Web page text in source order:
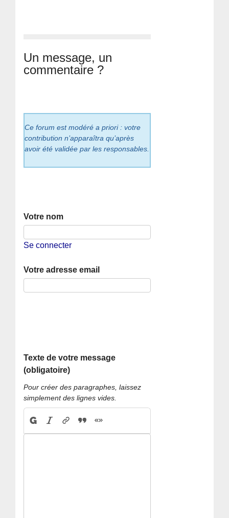
Un message, un
commentaire ?
Ce forum est modéré a priori : votre
contribution n’apparaîtra qu’après
avoir été validée par les responsables.
Votre nom
Se connecter
Votre adresse email
Texte de votre message
(obligatoire)
Pour créer des paragraphes, laissez
simplement des lignes vides.